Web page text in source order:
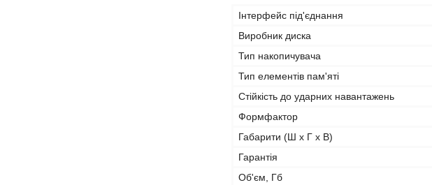
Інтерфейс під'єднання
Виробник диска
Тип накопичувача
Тип елементів пам'яті
Стійкість до ударних навантажень
Формфактор
Габарити (Ш х Г х В)
Гарантія
Об'єм, Гб